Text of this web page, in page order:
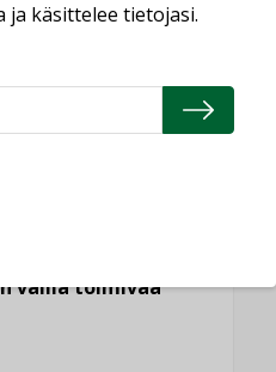
teknologia
vailla toimivaa
ja käsittelee tietojasi.